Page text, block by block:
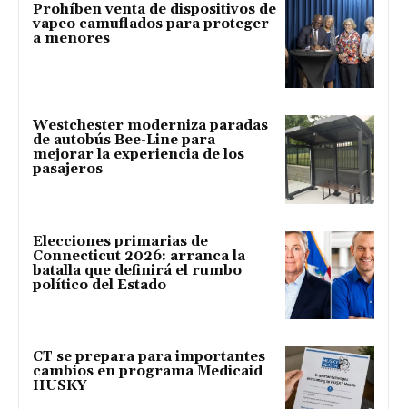
Prohíben venta de dispositivos de
vapeo camuflados para proteger
a menores
Westchester moderniza paradas
de autobús Bee-Line para
mejorar la experiencia de los
pasajeros
Elecciones primarias de
Connecticut 2026: arranca la
batalla que definirá el rumbo
político del Estado
CT se prepara para importantes
cambios en programa Medicaid
HUSKY